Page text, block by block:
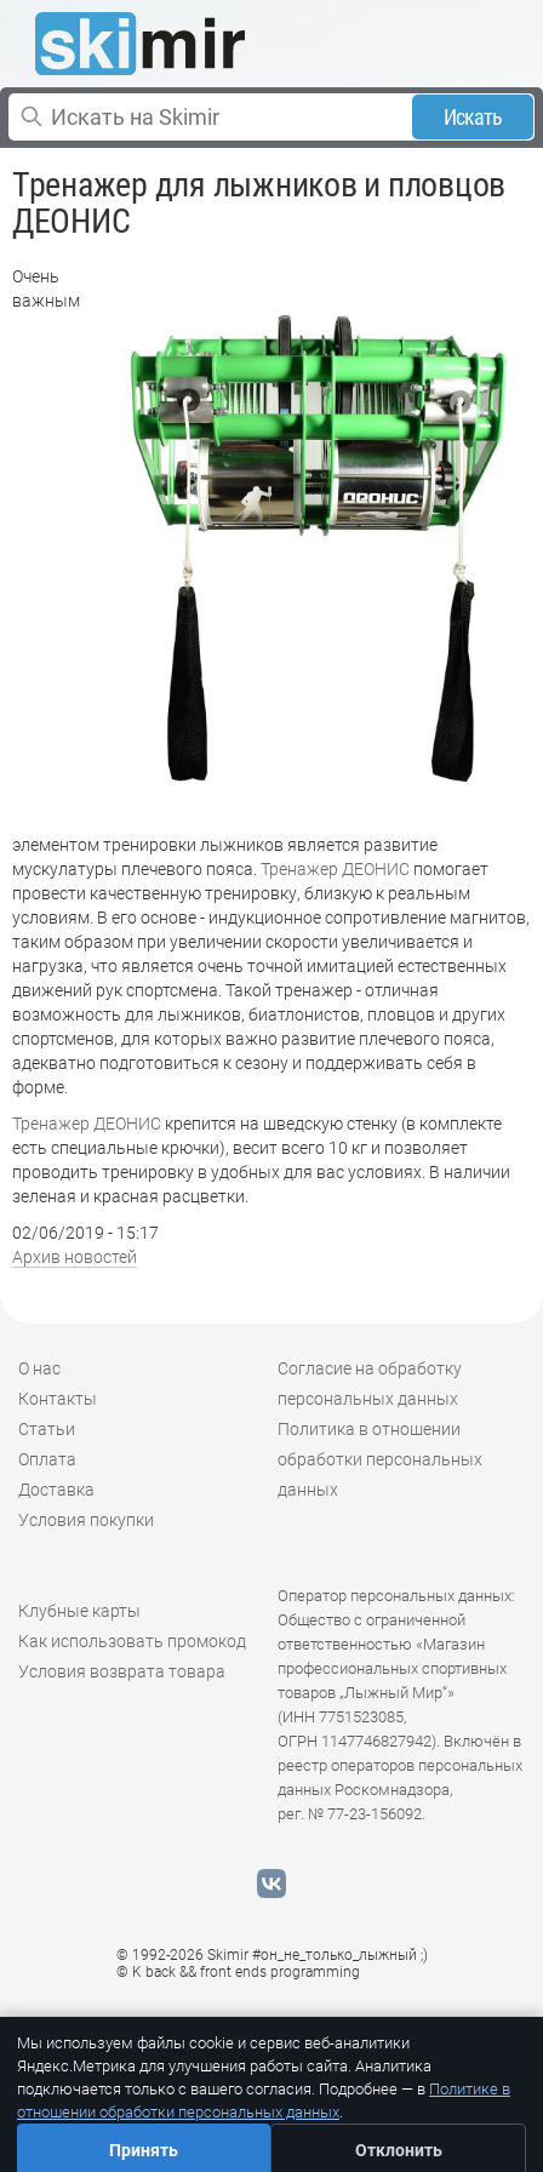
Искать
Тренажер для лыжников и пловцов
ДЕОНИС
Очень
важным
элементом тренировки лыжников является развитие
мускулатуры плечевого пояса. Тренажер ДЕОНИС помогает
провести качественную тренировку, близкую к реальным
условиям. В его основе - индукционное сопротивление магнитов,
таким образом при увеличении скорости увеличивается и
нагрузка, что является очень точной имитацией естественных
движений рук спортсмена. Такой тренажер - отличная
возможность для лыжников, биатлонистов, пловцов и других
спортсменов, для которых важно развитие плечевого пояса,
адекватно подготовиться к сезону и поддерживать себя в
форме.
Тренажер ДЕОНИС крепится на шведскую стенку (в комплекте
есть специальные крючки), весит всего 10 кг и позволяет
проводить тренировку в удобных для вас условиях. В наличии
зеленая и красная расцветки.
02/06/2019 - 15:17
Архив новостей
О нас
Контакты
Статьи
Оплата
Доставка
Условия покупки
Согласие на обработку
персональных данных
Политика в отношении
обработки персональных
данных
Клубные карты
Как использовать промокод
Условия возврата товара
Оператор персональных данных:
Общество с ограниченной
ответственностью «Магазин
профессиональных спортивных
товаров „Лыжный Мир“»
(ИНН 7751523085,
ОГРН 1147746827942). Включён в
реестр операторов персональных
данных Роскомнадзора,
рег. № 77-23-156092.
© 1992-2026 Skimir #он_не_только_лыжный ;)
© K back && front ends programming
Мы используем файлы cookie и сервис веб-аналитики
Яндекс.Метрика для улучшения работы сайта. Аналитика
подключается только с вашего согласия. Подробнее — в Политике в
отношении обработки персональных данных.
Принять Отклонить